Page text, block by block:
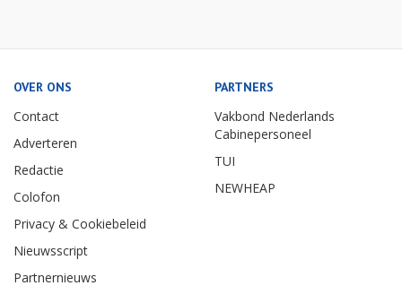
OVER ONS
Contact
Adverteren
Redactie
Colofon
Privacy & Cookiebeleid
Nieuwsscript
Partnernieuws
PARTNERS
Vakbond Nederlands
Cabinepersoneel
TUI
NEWHEAP